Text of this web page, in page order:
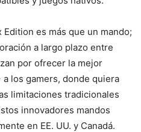
es más que un mando;
a largo plazo entre
por ofrecer la mejor
los gamers, donde quiera
limitaciones tradicionales
innovadores mandos
en EE. UU. y Canadá.